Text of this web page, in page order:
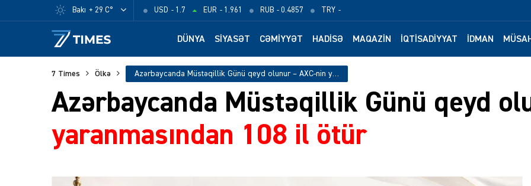
Bakı + 29 C° USD - 1.7 EUR - 1.961 RUB - 0.4857 TRY -
DÜNYA SIYASƏT CƏMIYYƏT HADISƏ MAQAZIN İQTISADIYYAT İDMAN
7 Times Ölkə Azərbaycanda Müstəqillik Günü qeyd olunur – AXC-nin yaranmasından 108 il ötür
Azərbaycanda Müstəqillik Günü qeyd
yaranmasından 108 il ötür